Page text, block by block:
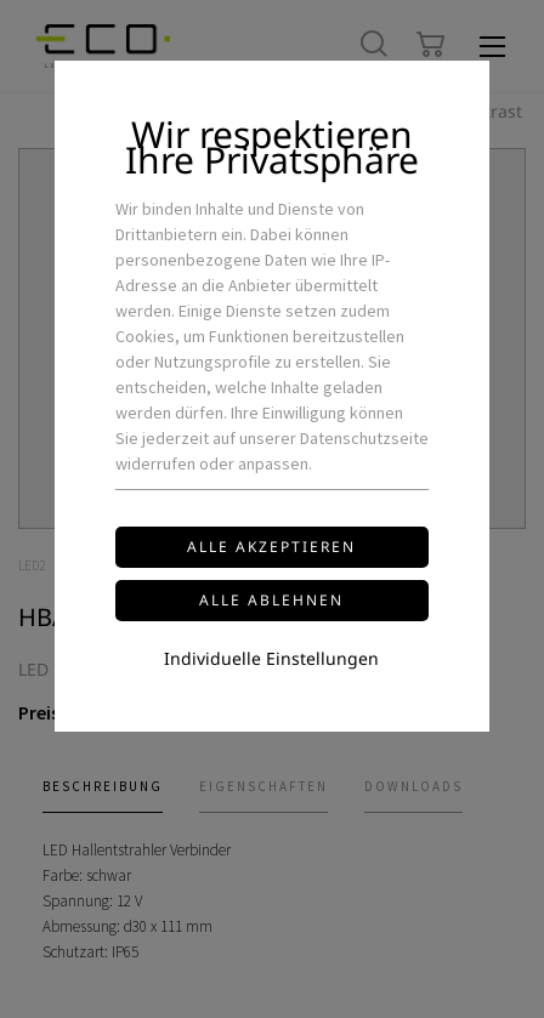
Hoher Kontrast
LED2
HBAY-II-PRO-DALI- 0-10V
LED Hallentstrahler Verbinder
Preis auf Anfrage
BESCHREIBUNG EIGENSCHAFTEN DOWNLOADS
LED Hallentstrahler Verbinder
Farbe: schwar
Spannung: 12 V
Abmessung: d30 x 111 mm
Schutzart: IP65
Wir respektieren
Ihre Privatsphäre
Wir binden Inhalte und Dienste von
Drittanbietern ein. Dabei können
personenbezogene Daten wie Ihre IP-
Adresse an die Anbieter übermittelt
werden. Einige Dienste setzen zudem
Cookies, um Funktionen bereitzustellen
oder Nutzungsprofile zu erstellen. Sie
entscheiden, welche Inhalte geladen
werden dürfen. Ihre Einwilligung können
Sie jederzeit auf unserer Datenschutzseite
widerrufen oder anpassen.
Individuelle Einstellungen